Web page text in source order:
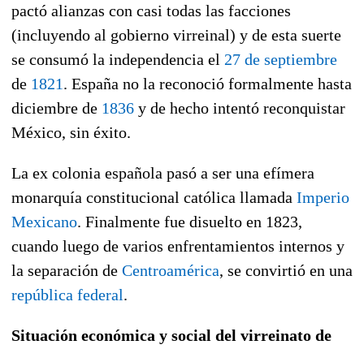
pactó alianzas con casi todas las facciones
(incluyendo al gobierno virreinal) y de esta suerte
se consumó la independencia el 27 de septiembre
de 1821. España no la reconoció formalmente hasta
diciembre de 1836 y de hecho intentó reconquistar
México, sin éxito.
La ex colonia española pasó a ser una efímera
monarquía constitucional católica llamada Imperio
Mexicano. Finalmente fue disuelto en 1823,
cuando luego de varios enfrentamientos internos y
la separación de Centroamérica, se convirtió en una
república federal.
Situación económica y social del virreinato de